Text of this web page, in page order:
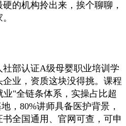
的机构拎出来，挨个聊聊，
部认证A级母婴职业培训学
业，资质这块没得挑。课程
"全链条体系，实操占比超
，80%讲师具备医护背景，
全国通用、官网可查，可申